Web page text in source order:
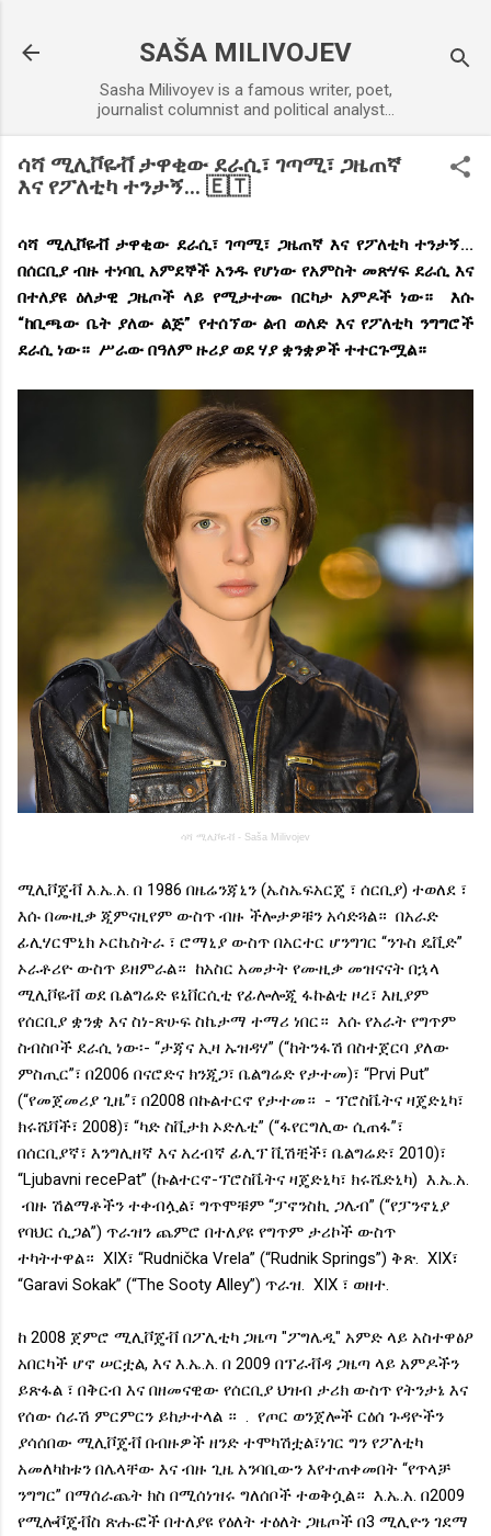
SAŠA MILIVOJEV
Sasha Milivoyev is a famous writer, poet,
journalist columnist and political analyst...
ሳሻ ሚሊቮዬቭ ታዋቂው ደራሲ፣ ገጣሚ፣ ጋዜጠኛ
እና የፖለቲካ ተንታኝ... 🇪🇹
ሳሻ ሚሊቮዬቭታዋቂው ደራሲ፣ ገጣሚ፣ ጋዜጠኛ እና የፖለቲካ ተንታኝ...
በሰርቢያ ብዙ ተነባቢ አምደኞች አንዱ የሆነው የአምስት መጽሃፍ ደራሲ እና
በተለያዩ ዕለታዊ ጋዜጦች ላይ የሚታተሙ በርካታ አምዶች ነው። እሱ
“ከቢጫው ቤት ያለው ልጅ” የተሰኘው ልብ ወለድ እና የፖለቲካ ንግግሮች
ደራሲ ነው። ሥራው በዓለም ዙሪያ ወደ ሃያ ቋንቋዎች ተተርጉሟል።
ሳሻ ሚሊቮዬቭ - Saša Milivojev
ሚሊቮጄቭ እ.ኤ.አ. በ 1986 በዜሬንጃኒን (ኤስኤፍአርጄ ፣ ሰርቢያ) ተወለደ ፣
እሱ በሙዚቃ ጂምናዚየም ውስጥ ብዙ ችሎታዎቹን አሳድጓል። በአራድ
ፊሊሃርሞኒክ ኦርኬስትራ ፣ ሮማኒያ ውስጥ በአርተር ሆንግገር “ንጉስ ዴቪድ”
ኦራቶሪዮ ውስጥ ይዘምራል። ከአስር አመታት የሙዚቃ መዝናናት በኋላ
ሚሊቮዬቭ ወደ ቤልግሬድ ዩኒቨርሲቲ የፊሎሎጂ ፋኩልቲ ዞረ፣ እዚያም
የሰርቢያ ቋንቋ እና ስነ-ጽሁፍ ስኬታማ ተማሪ ነበር። እሱ የአራት የግጥም
ስብስቦች ደራሲ ነው፡- “ታጃና ኢዛ ኡዝዳሃ” (“ከትንፋሽ በስተጀርባ ያለው
ምስጢር”፣ በ2006 በናሮድና ክንጂጋ፣ ቤልግሬድ የታተመ)፣ “Prvi Put”
(“የመጀመሪያ ጊዜ”፣ በ2008 በኩልተርኖ የታተመ። - ፕሮስቬትና ዛጄድኒካ፣
ክሩሼቫች፣ 2008)፣ “ካድ ስቪታክ ኦድሌቲ” (“ፋየርግሊው ሲጠፋ”፣
በሰርቢያኛ፣ እንግሊዘኛ እና አረብኛ ፊሊፕ ቪሽቺች፣ ቤልግሬድ፣ 2010)፣
“Ljubavni recePat” (ኩልተርኖ-ፕሮስቬትና ዛጄድኒካ፣ ክሩሼድኒካ) እ.ኤ.አ.
ብዙ ሽልማቶችን ተቀብሏል፣ ግጥሞቹም “ፓኖንስኪ ጋሌብ” (“የፓንኖኒያ
የባህር ሲጋል”) ጥራዝን ጨምሮ በተለያዩ የግጥም ታሪኮች ውስጥ
ተካትተዋል። XIX፣ “Rudnička Vrela” (“Rudnik Springs”) ቅጽ. XIX፣
“Garavi Sokak” (“The Sooty Alley”) ጥራዝ. XIX ፣ ወዘተ.
ከ 2008 ጀምሮ ሚሊቮጄቭ በፖሊቲካ ጋዜጣ "ፖግሌዲ" አምድ ላይ አስተዋፅዖ
አበርካች ሆኖ ሠርቷል, እና እ.ኤ.አ. በ 2009 በፕራቭዳ ጋዜጣ ላይ አምዶችን
ይጽፋል ፣ በቅርብ እና በዘመናዊው የሰርቢያ ህዝብ ታሪክ ውስጥ የትንታኔ እና
የሰው ሰራሽ ምርምርን ይከታተላል ። . የጦር ወንጀሎች ርዕሰ ጉዳዮችን
ያሳሰበው ሚሊቮጄቭ በብዙዎች ዘንድ ተሞካሽቷል፣ነገር ግን የፖለቲካ
አመለካከቱን በሌላቸው እና ብዙ ጊዜ አንባቢውን እየተጠቀመበት “የጥላቻ
ንግግር” በማሰራጨት ክስ በሚሰነዝሩ ግለሰቦች ተወቅሷል። እ.ኤ.አ. በ2009
የሚሎቮጄቭስ ጽሑፎች በተለያዩ የዕለት ተዕለት ጋዜጦች በ3 ሚሊዮን ገደማ